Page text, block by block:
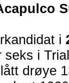
i
seks i
drøye